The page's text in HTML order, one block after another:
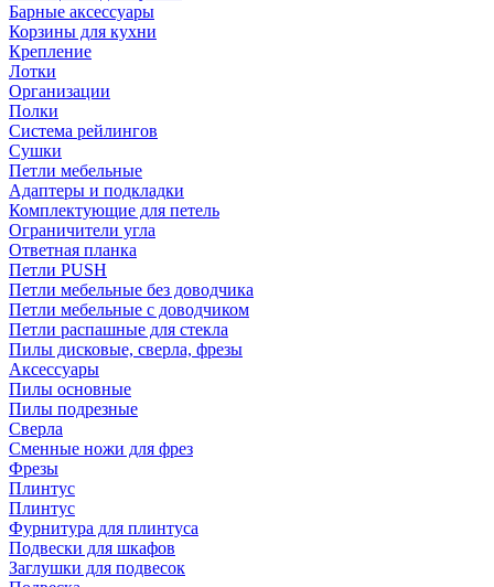
Барные аксессуары
Корзины для кухни
Крепление
Лотки
Организации
Полки
Система рейлингов
Сушки
Петли мебельные
Адаптеры и подкладки
Комплектующие для петель
Ограничители угла
Ответная планка
Петли PUSH
Петли мебельные без доводчика
Петли мебельные с доводчиком
Петли распашные для стекла
Пилы дисковые, сверла, фрезы
Аксессуары
Пилы основные
Пилы подрезные
Сверла
Сменные ножи для фрез
Фрезы
Плинтус
Плинтус
Фурнитура для плинтуса
Подвески для шкафов
Заглушки для подвесок